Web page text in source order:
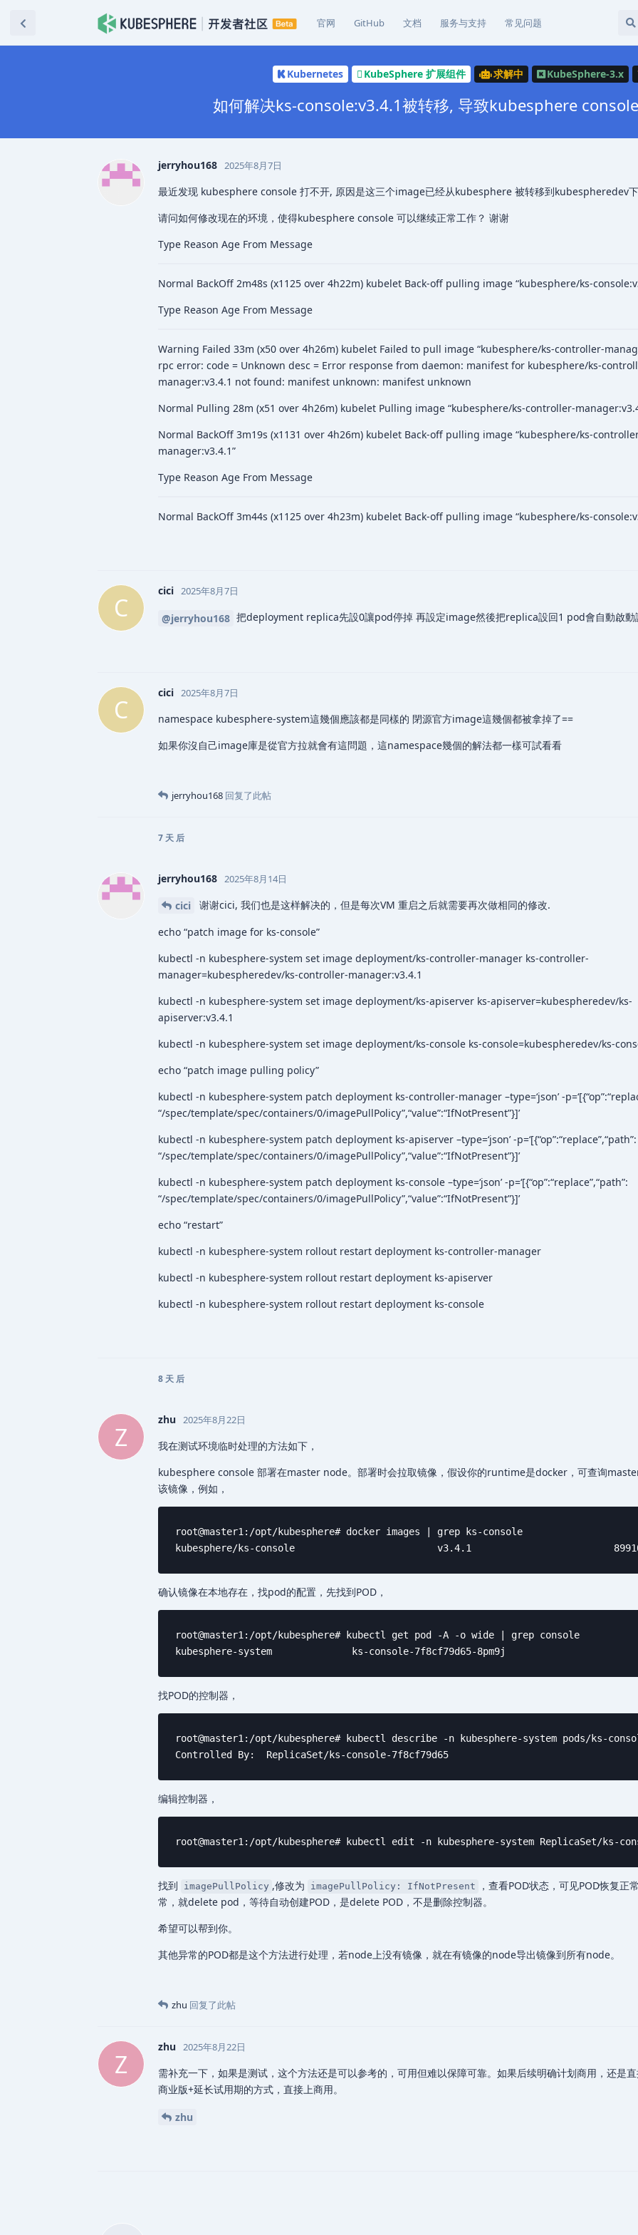
官网 GitHub 文档 服务与支持 常见问题
Kubernetes KubeSphere 扩展组件 求解中 KubeSphere-3.x
如何解决ks-console:v3.4.1被转移, 导致kubesphere
jerryhou168 2025年8月7日
最近发现 kubesphere console 打不开, 原因是这三个image已经从kubesphere 被转移到kubespheredev
请问如何修改现在的环境，使得kubesphere console 可以继续正常工作？ 谢谢
Type Reason Age From Message
Normal BackOff 2m48s (x1125 over 4h22m) kubelet Back-off pulling image “kubesphere/ks-
Type Reason Age From Message
Warning Failed 33m (x50 over 4h26m) kubelet Failed to pull image “kubesphere/ks-controller-
rpc error: code = Unknown desc = Error response from daemon: manifest for kubesphere/ks-
manager:v3.4.1 not found: manifest unknown: manifest unknown
Normal Pulling 28m (x51 over 4h26m) kubelet Pulling image “kubesphere/ks-controller-
Normal BackOff 3m19s (x1131 over 4h26m) kubelet Back-off pulling image “kubesphere/ks-
manager:v3.4.1”
Type Reason Age From Message
Normal BackOff 3m44s (x1125 over 4h23m) kubelet Back-off pulling image “kubesphere/ks-
C
cici 2025年8月7日
@jerryhou168 把deployment replica先設0讓pod停掉 再設定image然後把replica設回1 pod會自動啟動
C
cici 2025年8月7日
namespace kubesphere-system這幾個應該都是同樣的 閉源官方image這幾個都被拿掉了==
如果你沒自己image庫是從官方拉就會有這問題，這namespace幾個的解法都一樣可試看看
jerryhou168 回复了此帖
7 天 后
jerryhou168 2025年8月14日
cici 谢谢cici, 我们也是这样解决的，但是每次VM 重启之后就需要再次做相同的修改.
echo “patch image for ks-console”
kubectl -n kubesphere-system set image deployment/ks-controller-manager ks-controller-
manager=kubespheredev/ks-controller-manager:v3.4.1
kubectl -n kubesphere-system set image deployment/ks-apiserver ks-apiserver=kubespheredev/ks-
apiserver:v3.4.1
kubectl -n kubesphere-system set image deployment/ks-console ks-console=kubespheredev/ks-
echo “patch image pulling policy”
kubectl -n kubesphere-system patch deployment ks-controller-manager –type=‘json’ -
“/spec/template/spec/containers/0/imagePullPolicy”,“value”:“IfNotPresent”}]’
kubectl -n kubesphere-system patch deployment ks-apiserver –type=‘json’ -p=‘[{“op”:“replace”,“path”:
“/spec/template/spec/containers/0/imagePullPolicy”,“value”:“IfNotPresent”}]’
kubectl -n kubesphere-system patch deployment ks-console –type=‘json’ -p=‘[{“op”:“replace”,“path”:
“/spec/template/spec/containers/0/imagePullPolicy”,“value”:“IfNotPresent”}]’
echo “restart”
kubectl -n kubesphere-system rollout restart deployment ks-controller-manager
kubectl -n kubesphere-system rollout restart deployment ks-apiserver
kubectl -n kubesphere-system rollout restart deployment ks-console
8 天 后
Z
zhu 2025年8月22日
我在测试环境临时处理的方法如下，
kubesphere console 部署在master node。部署时会拉取镜像，假设你的runtime是docker，可查询
该镜像，例如，
root@master1:/opt/kubesphere# docker images | grep ks-console
kubesphere/ks-console                         v3.4.1
确认镜像在本地存在，找pod的配置，先找到POD，
root@master1:/opt/kubesphere# kubectl get pod -A -o wide | grep console
kubesphere-system              ks-console-7f8cf79d65-8pm9j
找POD的控制器，
root@master1:/opt/kubesphere# kubectl describe -n kubesphere-system pods/ks-
Controlled By:  ReplicaSet/ks-console-7f8cf79d65
编辑控制器，
root@master1:/opt/kubesphere# kubectl edit -n kubesphere-system ReplicaSet/ks-
找到 imagePullPolicy ,修改为 imagePullPolicy: IfNotPresent
，查看POD状态，可见POD恢复正
常，就delete pod，等待自动创建POD，是delete POD，不是删除控制器。
希望可以帮到你。
其他异常的POD都是这个方法进行处理，若node上没有镜像，就在有镜像的node导出镜像到所有node。
zhu 回复了此帖
Z
zhu 2025年8月22日
需补充一下，如果是测试，这个方法还是可以参考的，可用但难以保障可靠。如果后续明确计划商用，还是
商业版+延长试用期的方式，直接上商用。
zhu